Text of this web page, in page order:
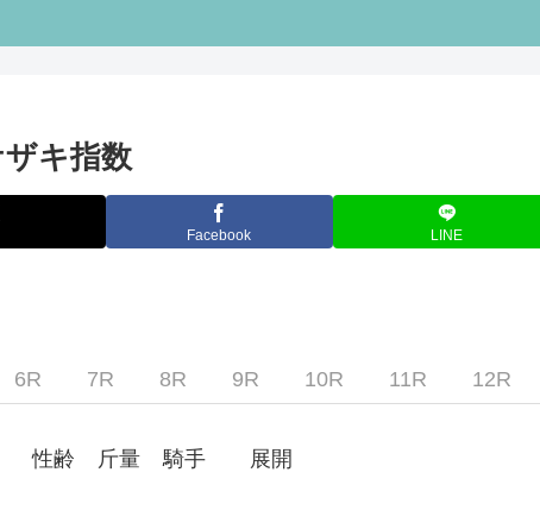
キ指数
Facebook LINE
6R 7R 8R 9R 10R 11R 12R
性齢 斤量 騎手 展開